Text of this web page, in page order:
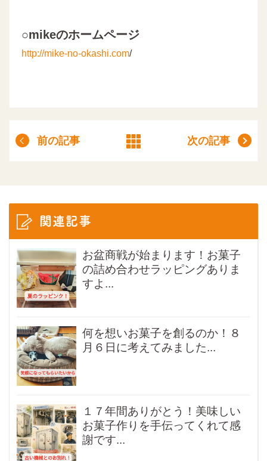
○mikeのホームページ
http://mike-no-okashi.com/
前の記事 次の記事
関連記事
お盆商戦が始まります！お菓子
の詰め合わせラッピングありま
すよ...
何を想いお菓子を創るのか！８
月６日に考えてみました...
１７年間ありがとう！美味しい
お菓子作りを手伝ってくれて感
謝です...